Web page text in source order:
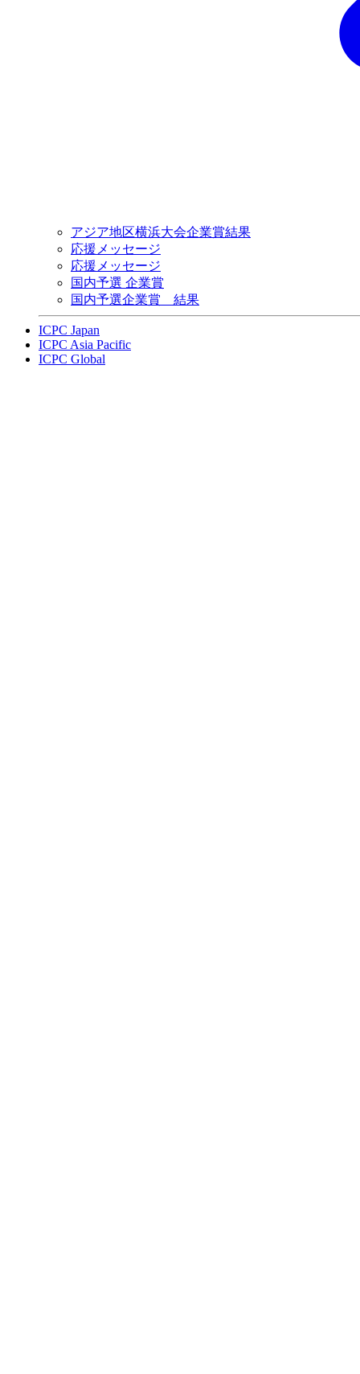
アジア地区横浜大会企業賞結果
応援メッセージ
応援メッセージ
国内予選 企業賞
国内予選企業賞 結果
ICPC Japan
ICPC Asia Pacific
ICPC Global